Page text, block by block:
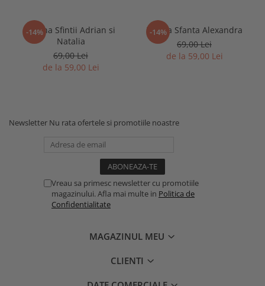
-14%
Icoana Sfintii Adrian si
Natalia
69,00 Lei
de la 59,00 Lei
-14%
Icoana Sfanta Alexandra
69,00 Lei
de la 59,00 Lei
Newsletter Nu rata ofertele si promotiile noastre
Vreau sa primesc newsletter cu promotiile
magazinului. Afla mai multe in Politica de
Confidentialitate
MAGAZINUL MEU
CLIENTI